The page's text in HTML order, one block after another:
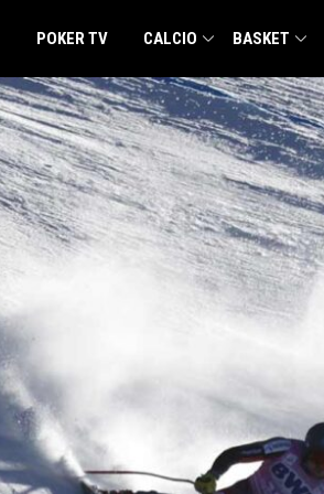
POKER TV CALCIO BASKET